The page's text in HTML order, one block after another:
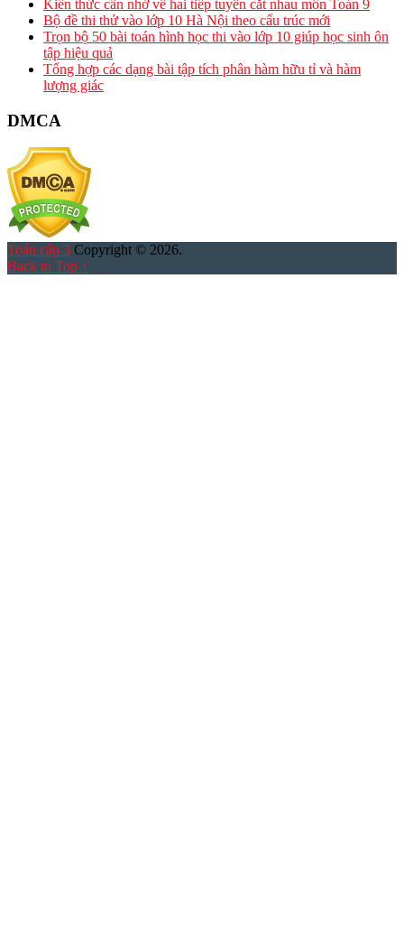
Kiến thức cần nhớ về hai tiếp tuyến cắt nhau môn Toán 9
Bộ đề thi thử vào lớp 10 Hà Nội theo cấu trúc mới
Trọn bộ 50 bài toán hình học thi vào lớp 10 giúp học sinh ôn
tập hiệu quả
Tổng hợp các dạng bài tập tích phân hàm hữu tỉ và hàm
lượng giác
DMCA
Toán cấp 3 Copyright © 2026.
Back to Top ↑